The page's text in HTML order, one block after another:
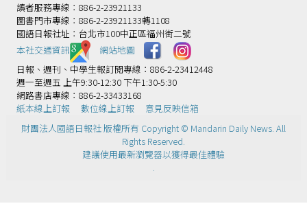
讀者服務專線：886-2-23921133
圖書門市專線：886-2-23921133轉1108
國語日報社址：台北市100中正區福州街二號
本社交通資訊️
網站地圖
日報、週刊、中學生報訂閱專線：886-2-23412448
週一至週五 上午9:30-12:30 下午1:30-5:30
網路書店專線：886-2-33433168
紙本線上訂報
數位線上訂報
意見反映信箱
財團法人國語日報社 版權所有 Copyright © Mandarin Daily News. All
Rights Reserved.
建議使用最新瀏覽器以獲得最佳體驗
.